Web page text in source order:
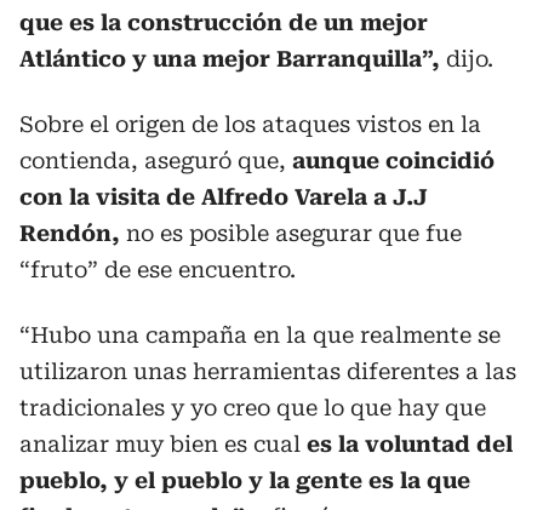
que es la construcción de un mejor
Atlántico y una mejor Barranquilla”, dijo.
Sobre el origen de los ataques vistos en la
contienda, aseguró que, aunque coincidió
con la visita de Alfredo Varela a J.J
Rendón, no es posible asegurar que fue
“fruto” de ese encuentro.
“Hubo una campaña en la que realmente se
utilizaron unas herramientas diferentes a las
tradicionales y yo creo que lo que hay que
analizar muy bien es cual es la voluntad del
pueblo, y el pueblo y la gente es la que